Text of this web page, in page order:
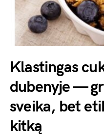
Klastingas
dubenyje —
sveika, bet
kitką